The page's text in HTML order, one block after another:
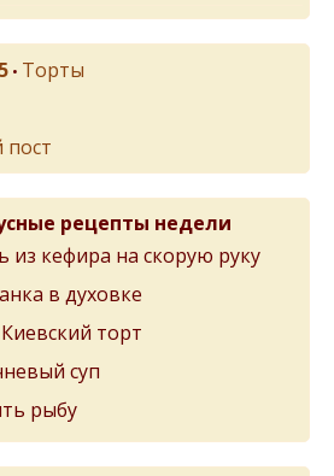
• Торты
рецепты недели
из кефира на скорую руку
в духовке
торт
суп
рыбу